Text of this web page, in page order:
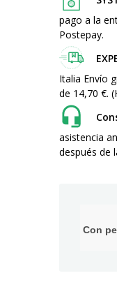
pago a la
Postepay.
Italia Envío
de 14,70 €.
asistencia
después de
Con